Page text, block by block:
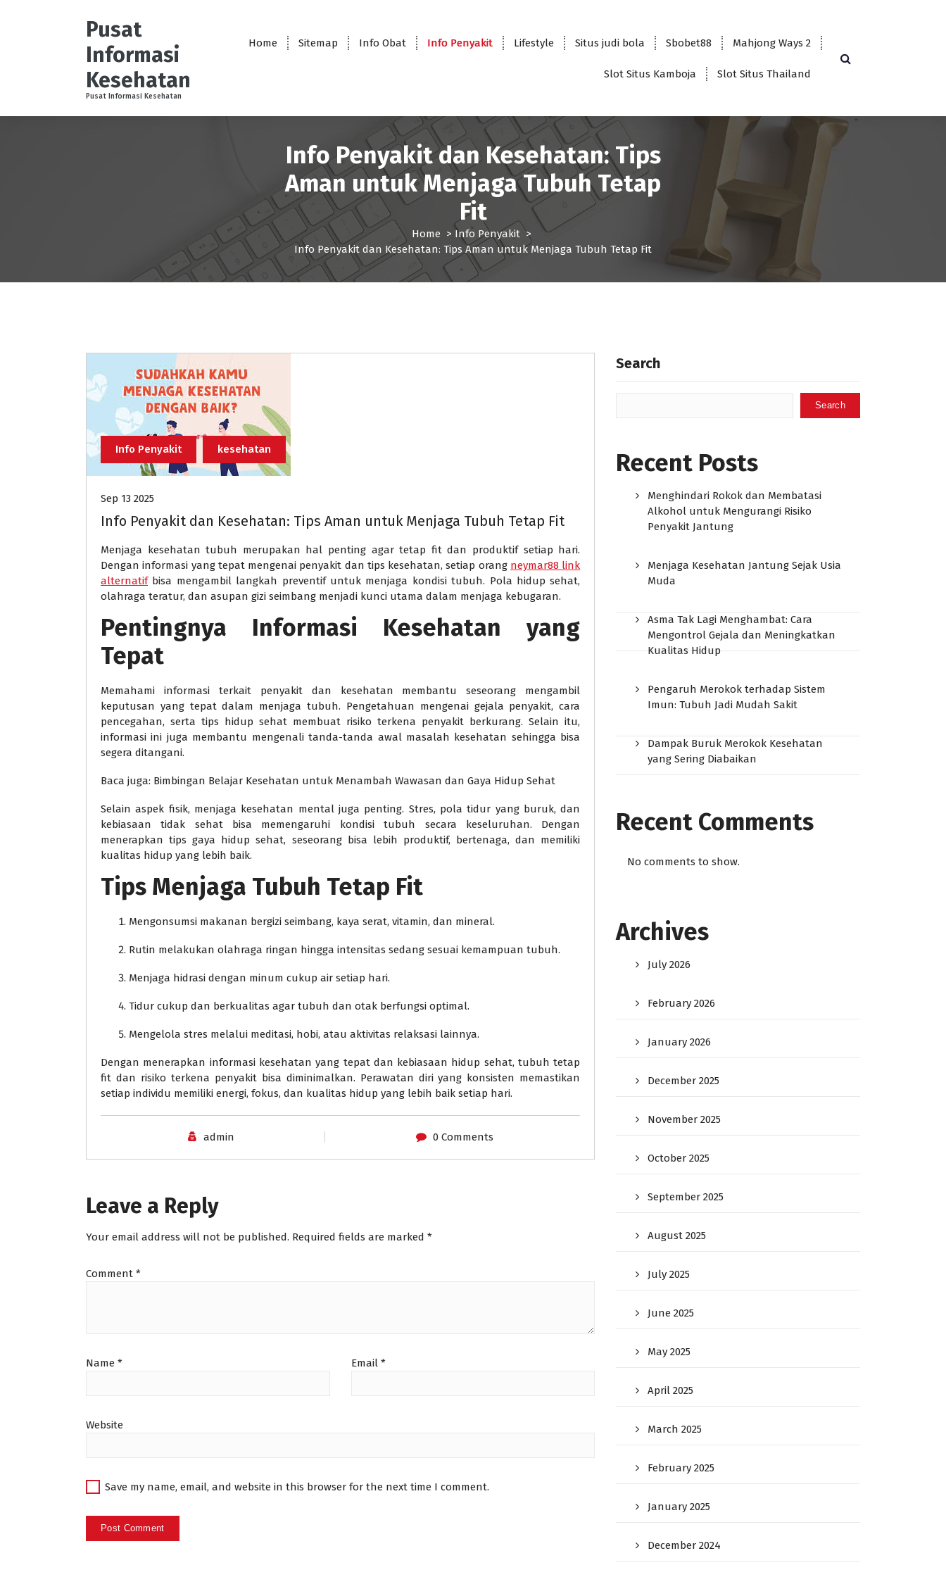
o
Pusat
Informasi
Kesehatan
Pusat Informasi Kesehatan
Home Sitemap Info Obat Info Penyakit Lifestyle Situs judi bola Sbobet88 Mahjong Ways 2
Slot Situs Kamboja Slot Situs Thailand
Info Penyakit dan Kesehatan: Tips
Aman untuk Menjaga Tubuh Tetap
Fit
Home > Info Penyakit >
Info Penyakit dan Kesehatan: Tips Aman untuk Menjaga Tubuh Tetap Fit
Info Penyakit kesehatan
Sep 13 2025
Info Penyakit dan Kesehatan: Tips Aman untuk Menjaga Tubuh Tetap Fit
Menjaga kesehatan tubuh merupakan hal penting agar tetap fit dan produktif setiap hari.
Dengan informasi yang tepat mengenai penyakit dan tips kesehatan, setiap orang neymar88 link
alternatifbisa mengambil langkah preventif untuk menjaga kondisi tubuh. Pola hidup sehat,
olahraga teratur, dan asupan gizi seimbang menjadi kunci utama dalam menjaga kebugaran.
Pentingnya Informasi Kesehatan yang
Tepat
Memahami informasi terkait penyakit dan kesehatan membantu seseorang mengambil
keputusan yang tepat dalam menjaga tubuh. Pengetahuan mengenai gejala penyakit, cara
pencegahan, serta tips hidup sehat membuat risiko terkena penyakit berkurang. Selain itu,
informasi ini juga membantu mengenali tanda-tanda awal masalah kesehatan sehingga bisa
segera ditangani.
Baca juga: Bimbingan Belajar Kesehatan untuk Menambah Wawasan dan Gaya Hidup Sehat
Selain aspek fisik, menjaga kesehatan mental juga penting. Stres, pola tidur yang buruk, dan
kebiasaan tidak sehat bisa memengaruhi kondisi tubuh secara keseluruhan. Dengan
menerapkan tips gaya hidup sehat, seseorang bisa lebih produktif, bertenaga, dan memiliki
kualitas hidup yang lebih baik.
Tips Menjaga Tubuh Tetap Fit
Mengonsumsi makanan bergizi seimbang, kaya serat, vitamin, dan mineral.
Rutin melakukan olahraga ringan hingga intensitas sedang sesuai kemampuan tubuh.
Menjaga hidrasi dengan minum cukup air setiap hari.
Tidur cukup dan berkualitas agar tubuh dan otak berfungsi optimal.
Mengelola stres melalui meditasi, hobi, atau aktivitas relaksasi lainnya.
Dengan menerapkan informasi kesehatan yang tepat dan kebiasaan hidup sehat, tubuh tetap
fit dan risiko terkena penyakit bisa diminimalkan. Perawatan diri yang konsisten memastikan
setiap individu memiliki energi, fokus, dan kualitas hidup yang lebih baik setiap hari.
admin 0 Comments
Leave a Reply
Your email address will not be published. Required fields are marked *
Comment *
Name * Email *
Website
Save my name, email, and website in this browser for the next time I comment.
Search
Search
Recent Posts
Menghindari Rokok dan Membatasi
Alkohol untuk Mengurangi Risiko
Penyakit Jantung
Menjaga Kesehatan Jantung Sejak Usia
Muda
Asma Tak Lagi Menghambat: Cara
Mengontrol Gejala dan Meningkatkan
Kualitas Hidup
Pengaruh Merokok terhadap Sistem
Imun: Tubuh Jadi Mudah Sakit
Dampak Buruk Merokok Kesehatan
yang Sering Diabaikan
Recent Comments
No comments to show.
Archives
July 2026
February 2026
January 2026
December 2025
November 2025
October 2025
September 2025
August 2025
July 2025
June 2025
May 2025
April 2025
March 2025
February 2025
January 2025
December 2024